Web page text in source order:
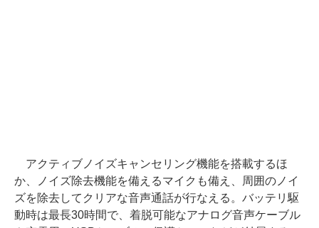
アクティブノイズキャンセリング機能を搭載するほ
か、ノイズ除去機能を備えるマイクも備え、周囲のノイ
ズを除去してクリアな音声通話が行なえる。バッテリ駆
動時は最長30時間で、着脱可能なアナログ音声ケーブル